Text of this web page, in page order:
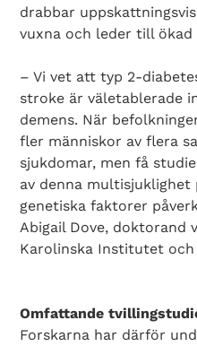
drabbar
vuxna och leder till
– Vi vet att typ 2-
stroke är väletablerade
demens. När
fler människor av flera
sjukdomar, men få
av denna multisjuklighet
genetiska faktorer
Abigail Dove, doktorand
Karolinska Institutet
Omfattande
Forskarna har därför